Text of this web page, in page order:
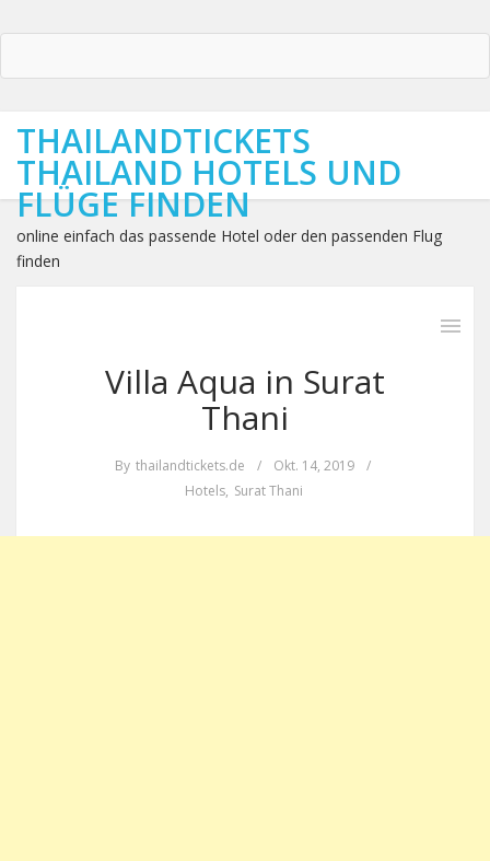
THAILANDTICKETS
THAILAND HOTELS UND
FLÜGE FINDEN
online einfach das passende Hotel oder den passenden Flug
finden
Villa Aqua in Surat
Thani
By thailandtickets.de / Okt. 14, 2019
/
Hotels, Surat Thani